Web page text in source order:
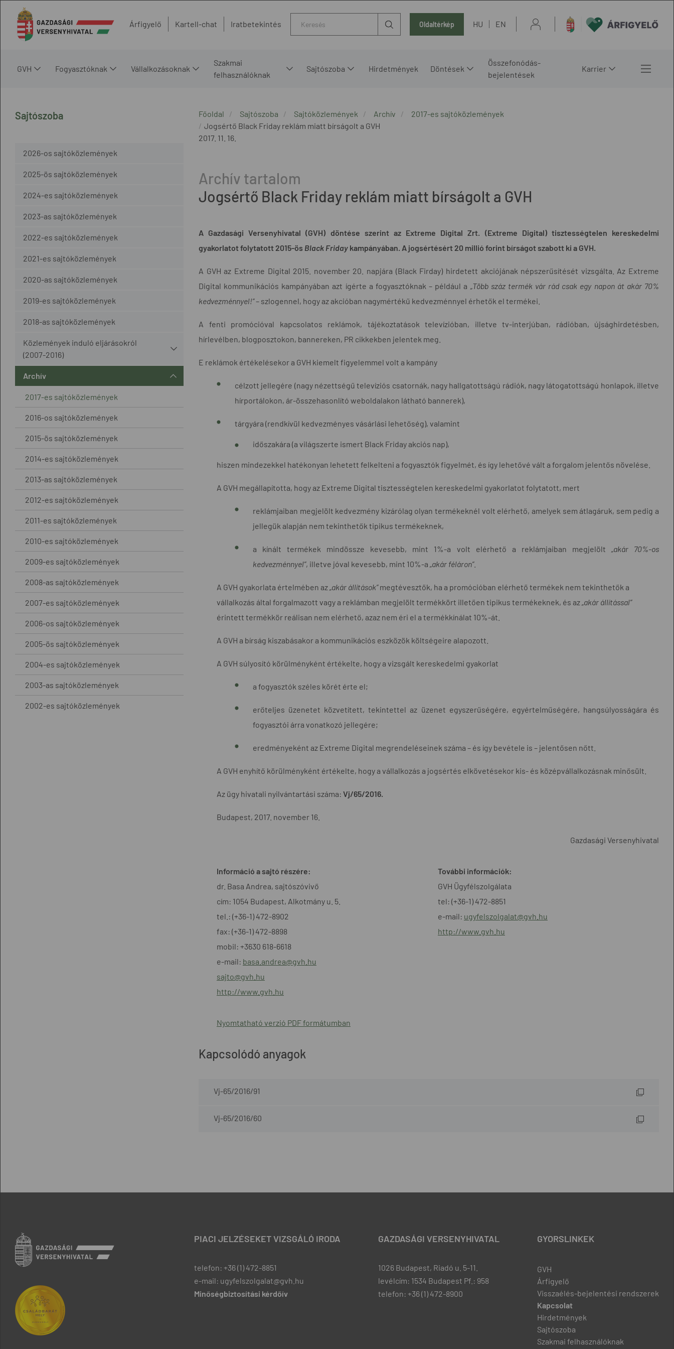
Árfigyelő Kartell-chat Iratbetekintés Oldaltérkép HU EN
GVH Fogyasztóknak Vállalkozásoknak
Szakmai
felhasználóknak
Sajtószoba Hirdetmények Döntések
Összefonódás-
bejelentések
Karrier
Sajtószoba
2026-os sajtóközlemények
2025-ös sajtóközlemények
2024-es sajtóközlemények
2023-as sajtóközlemények
2022-es sajtóközlemények
2021-es sajtóközlemények
2020-as sajtóközlemények
2019-es sajtóközlemények
2018-as sajtóközlemények
Közlemények induló eljárásokról
(2007-2016)
Archív
2017-es sajtóközlemények
2016-os sajtóközlemények
2015-ös sajtóközlemények
2014-es sajtóközlemények
2013-as sajtóközlemények
2012-es sajtóközlemények
2011-es sajtóközlemények
2010-es sajtóközlemények
2009-es sajtóközlemények
2008-as sajtóközlemények
2007-es sajtóközlemények
2006-os sajtóközlemények
2005-ös sajtóközlemények
2004-es sajtóközlemények
2003-as sajtóközlemények
2002-es sajtóközlemények
Főoldal Sajtószoba Sajtóközlemények Archív
2017-es sajtóközlemények
Jogsértő Black Friday reklám miatt bírságolt a GVH
2017. 11. 16.
Jogsértő Black Friday reklám miatt bírságolt a GVH
A Gazdasági Versenyhivatal (GVH) döntése szerint az Extreme Digital Zrt. (Extreme Digital) tisztességtelen kereskedelmi
gyakorlatot folytatott 2015-ös Black Friday kampányában. A jogsértésért 20 millió forint bírságot szabott ki a GVH.
A GVH az Extreme Digital 2015. november 20. napjára (Black Firday) hirdetett akciójának népszerűsítését vizsgálta. Az Extreme
Digital kommunikációs kampányában azt ígérte a fogyasztóknak – például a „Több száz termék vár rád csak egy napon át akár 70%
kedvezménnyel!”– szlogennel, hogy az akcióban nagymértékű kedvezménnyel érhetők el termékei.
A fenti promócióval kapcsolatos reklámok, tájékoztatások televízióban, illetve tv-interjúban, rádióban, újsághirdetésben,
hírlevélben, blogposztokon, bannereken, PR cikkekben jelentek meg.
E reklámok értékelésekor a GVH kiemelt figyelemmel volt a kampány
célzott jellegére (nagy nézettségű televíziós csatornák, nagy hallgatottságú rádiók, nagy látogatottságú honlapok, illetve
hírportálokon, ár-összehasonlító weboldalakon látható bannerek),
tárgyára (rendkívül kedvezményes vásárlási lehetőség), valamint
időszakára (a világszerte ismert Black Friday akciós nap),
hiszen mindezekkel hatékonyan lehetett felkelteni a fogyasztók figyelmét, és így lehetővé vált a forgalom jelentős növelése.
A GVH megállapította, hogy az Extreme Digital tisztességtelen kereskedelmi gyakorlatot folytatott, mert
reklámjaiban megjelölt kedvezmény kizárólag olyan termékeknél volt elérhető, amelyek sem átlagáruk, sem pedig a
jellegük alapján nem tekinthetők tipikus termékeknek,
a kínált termékek mindössze kevesebb, mint 1%-a volt elérhető a reklámjaiban megjelölt „akár 70%-os
kedvezménnyel”, illetve jóval kevesebb, mint 10%-a „akár féláron”.
A GVH gyakorlata értelmében az„akár állítások”megtévesztők, ha a promócióban elérhető termékek nem tekinthetők a
vállalkozás által forgalmazott vagy a reklámban megjelölt termékkört illetően tipikus termékeknek, és az„akár állítással”
érintett termékkör reálisan nem elérhető, azaz nem éri el a termékkínálat 10%-át.
A GVH a bírság kiszabásakor a kommunikációs eszközök költségeire alapozott.
A GVH súlyosító körülményként értékelte, hogy a vizsgált kereskedelmi gyakorlat
a fogyasztók széles körét érte el;
erőteljes üzenetet közvetített, tekintettel az üzenet egyszerűségére, egyértelműségére, hangsúlyosságára és
fogyasztói árra vonatkozó jellegére;
eredményeként az Extreme Digital megrendeléseinek száma – és így bevétele is – jelentősen nőtt.
A GVH enyhítő körülményként értékelte, hogy a vállalkozás a jogsértés elkövetésekor kis- és középvállalkozásnak minősült.
Az ügy hivatali nyilvántartási száma: Vj/65/2016.
Budapest, 2017. november 16.
Gazdasági Versenyhivatal
Információ a sajtó részére:
dr. Basa Andrea, sajtószóvivő
cím: 1054 Budapest, Alkotmány u. 5.
tel.: (+36-1) 472-8902
fax: (+36-1) 472-8898
mobil: +3630 618-6618
e-mail: basa.andrea@gvh.hu
sajto@gvh.hu
http://www.gvh.hu
További információk:
GVH Ügyfélszolgálata
tel: (+36-1) 472-8851
e-mail: ugyfelszolgalat@gvh.hu
http://www.gvh.hu
Nyomtatható verzió PDF formátumban
Kapcsolódó anyagok
Vj-65/2016/91
Vj-65/2016/60
PIACI JELZÉSEKET VIZSGÁLÓ IRODA
telefon: +36 (1) 472-8851
e-mail: ugyfelszolgalat@gvh.hu
Minőségbiztosítási kérdőív
GAZDASÁGI VERSENYHIVATAL
1026 Budapest, Riadó u. 5-11.
levélcím: 1534 Budapest Pf.: 958
telefon: +36 (1) 472-8900
GYORSLINKEK
GVH
Árfigyelő
Visszaélés-bejelentési rendszerek
Kapcsolat
Hirdetmények
Sajtószoba
Szakmai felhasználóknak